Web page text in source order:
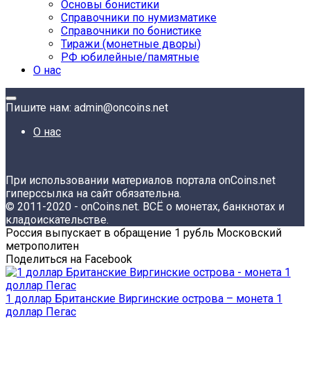
Основы бонистики
Справочники по нумизматике
Справочники по бонистике
Тиражи (монетные дворы)
РФ юбилейные/памятные
О нас
Пишите нам: admin@oncoins.net
О нас
При использовании материалов портала onCoins.net
гиперссылка на сайт обязательна.
© 2011-2020 - onCoins.net. ВСЁ о монетах, банкнотах и
кладоискательстве.
Россия выпускает в обращение 1 рубль Московский
метрополитен
Поделиться на Facebook
1 доллар Британские Виргинские острова – монета 1
доллар Пегас